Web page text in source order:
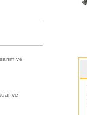
ve
ve